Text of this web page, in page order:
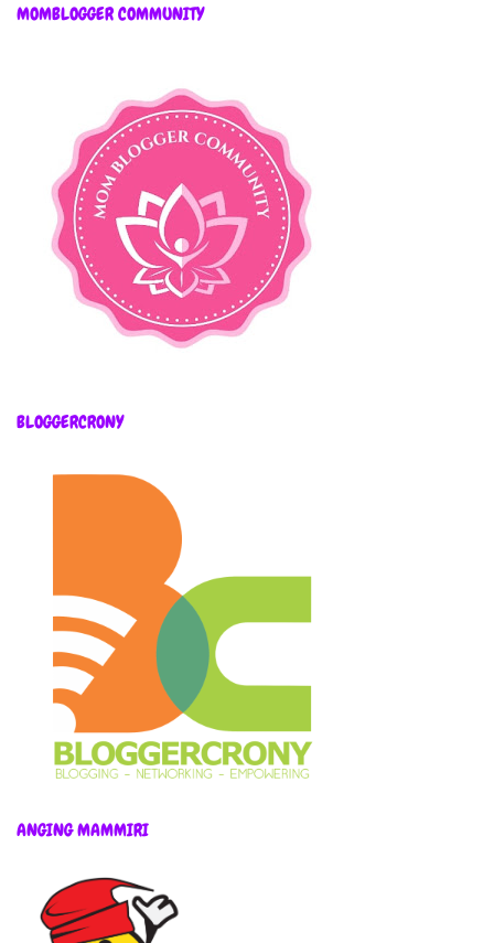
MOMBLOGGER COMMUNITY
BLOGGERCRONY
ANGING MAMMIRI